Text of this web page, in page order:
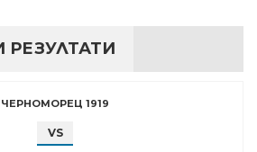
РЕЗУЛТАТИ
ЧЕРНОМОРЕЦ 1919
VS